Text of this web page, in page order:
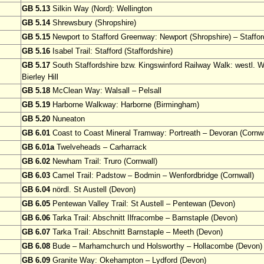
GB 5.13 Silkin Way (Nord): Wellington
GB 5.14Shrewsbury (Shropshire)
GB 5.15 Newport to Stafford Greenway: Newport (Shropshire) –
GB 5.16 Isabel Trail: Stafford (Staffordshire)
GB 5.17 South Staffordshire bzw. Kingswinford Railway Walk: westl.
Bierley Hill
GB 5.18 McClean Way: Walsall – Pelsall
GB 5.19 Harborne Walkway: Harborne (Birmingham)
GB 5.20 Nuneaton
GB 6.01 Coast to Coast Mineral Tramway: Portreath – Devoran
GB 6.01aTwelveheads – Carharrack
GB 6.02 Newham Trail: Truro (Cornwall)
GB 6.03 Camel Trail: Padstow – Bodmin – Wenfordbridge (Cornwall)
GB 6.04nördl. St Austell (Devon)
GB 6.05 Pentewan Valley Trail: St Austell – Pentewan (Devon)
GB 6.06 Tarka Trail: Abschnitt Ilfracombe – Barnstaple (Devon)
GB 6.07 Tarka Trail: Abschnitt Barnstaple – Meeth (Devon)
GB 6.08 Bude – Marhamchurch und Holsworthy – Hollacombe (Devon)
GB 6.09 Granite Way: Okehampton – Lydford (Devon)